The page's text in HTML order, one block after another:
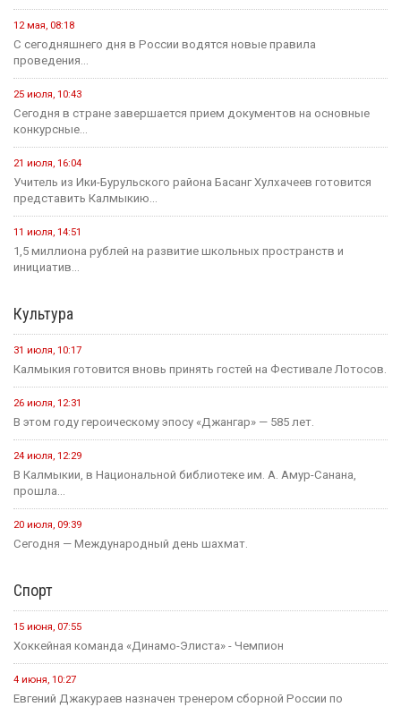
12 мая, 08:18
С сегодняшнего дня в России водятся новые правила
проведения...
25 июля, 10:43
Сегодня в стране завершается прием документов на основные
конкурсные...
21 июля, 16:04
Учитель из Ики-Бурульского района Басанг Хулхачеев готовится
представить Калмыкию...
11 июля, 14:51
1,5 миллиона рублей на развитие школьных пространств и
инициатив...
Культура
31 июля, 10:17
Калмыкия готовится вновь принять гостей на Фестивале Лотосов.
26 июля, 12:31
В этом году героическому эпосу «Джангар» — 585 лет.
24 июля, 12:29
В Калмыкии, в Национальной библиотеке им. А. Амур-Санана,
прошла...
20 июля, 09:39
Сегодня — Международный день шахмат.
Спорт
15 июня, 07:55
Хоккейная команда «Динамо-Элиста» - Чемпион
4 июня, 10:27
Евгений Джакураев назначен тренером сборной России по